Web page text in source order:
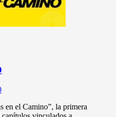
en el Camino”, la primera